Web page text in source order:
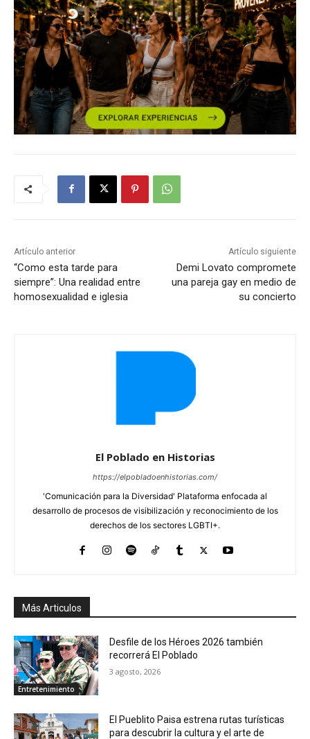
Artículo anterior
“Como esta tarde para
siempre”: Una realidad entre
homosexualidad e iglesia
Artículo siguiente
Demi Lovato compromete
una pareja gay en medio de
su concierto
El Poblado en Historias
https://elpobladoenhistorias.com/
'Comunicación para la Diversidad' Plataforma enfocada al
desarrollo de procesos de visibilización y reconocimiento de los
derechos de los sectores LGBTI+.
Más Articulos
Entretenimiento
Desfile de los Héroes 2026 también
recorrerá El Poblado
3 agosto, 2026
El Pueblito Paisa estrena rutas turísticas
para descubrir la cultura y el arte de